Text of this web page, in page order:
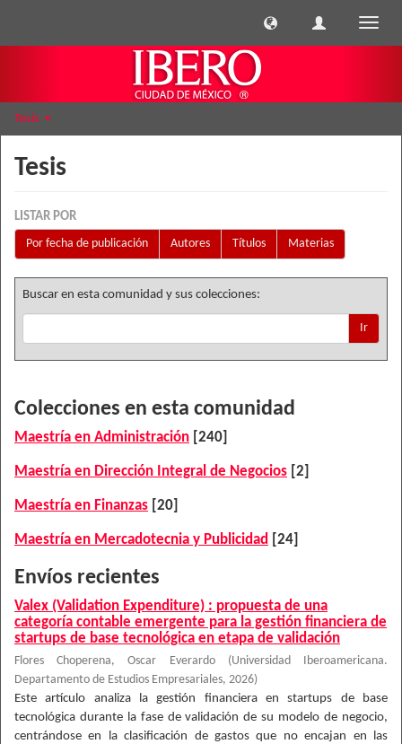
Tesis
Tesis
LISTAR POR
Por fecha de publicación
Autores Títulos Materias
Buscar en esta comunidad y sus colecciones:
Ir
Colecciones en esta comunidad
Maestría en Administración [240]
Maestría en Dirección Integral de Negocios [2]
Maestría en Finanzas [20]
Maestría en Mercadotecnia y Publicidad [24]
Envíos recientes
Valex (Validation Expenditure) : propuesta de una
categoría contable emergente para la gestión financiera de
startups de base tecnológica en etapa de validación
Flores Choperena, Oscar Everardo (Universidad Iberoamericana.
Departamento de Estudios Empresariales, 2026)
Este artículo analiza la gestión financiera en startups de base
tecnológica durante la fase de validación de su modelo de negocio,
centrándose en la clasificación de gastos que no encajan en las